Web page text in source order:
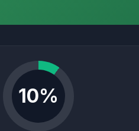
10%